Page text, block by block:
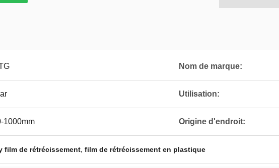
Nom de marque:
Utilisation:
1000mm Origine d'endroit:
film de rétrécissement, film de rétrécissement en plastique